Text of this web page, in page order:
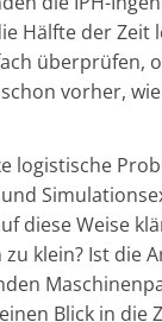
Hälfte der
überprüfen,
vorher,
logistische
diese Weise
klein? Ist die
Blick in die